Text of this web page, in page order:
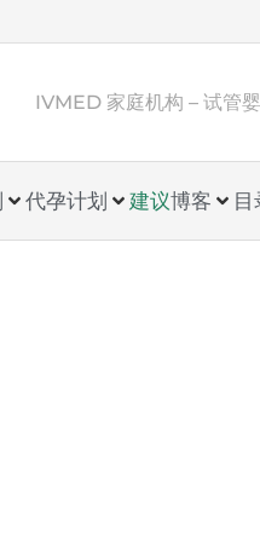
IVMED 家庭机构 – 试管
代孕计划 建议博客 目